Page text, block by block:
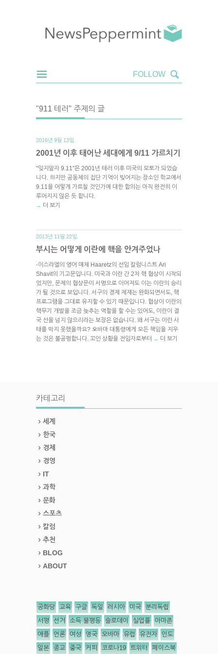
"911 테러" 주제의 글
2016년 9월 13일.
2001년 이후 태어난 세대에게 9/11 가르치기
"잊지말자 9.11"은 2001년 테러 이후 미국의 모토가 되었습
니다. 하지만 공동체의 집단 기억이 빚어지는 장소인 학교에서
9.11을 어떻게 가르칠 것인가에 대한 합의는 아직 완전히 이
루어지지 않은 듯 합니다.
→ 더 보기
2013년 11월 22일.
부시는 어떻게 이란에 핵을 안겨주었나
-이스라엘의 영어 매체 Haaretz의 선임 칼럼니스트 Ari
Shavit의 기고문입니다. 미국과 이란 간 2차 핵 협상이 시작되
었지만, 문제의 협상문이 서명으로 이어져도 이는 이란의 승리
가 될 것으로 보입니다. 서구의 경제 제재는 완화되면서도, 핵
프로그램을 그대로 유지할 수 있기 때문입니다. 협상이 이란의
핵무기 개발을 조금 늦추는 역할을 할 수는 있어도, 이란이 결
국 선을 넘지 않으리라는 보장은 없습니다. 왜 서구는 이런 사
태를 막지 못했을까요? 오바마 대통령에게 모든 책임을 지우
는 것은 불공평합니다. 꼬인 상황을 전임자로부터 → 더 보기
카테고리
세계
한국
경제
경영
IT
과학
문화
스포츠
칼럼
추천
BLOG
ABOUT
공화당 교육 구글 독일 러시아 미국 분리독립
서평 선거 소득 불평등 슬로데이 실업률 아마존
애플 언론 여성 영국 오바마 유럽 유전자 인도
일본 종교 중국 커피 코로나19 트위터 페이스북